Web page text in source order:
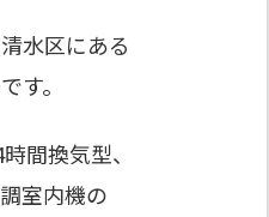
水区にある
す。
間換気型、
室内機の